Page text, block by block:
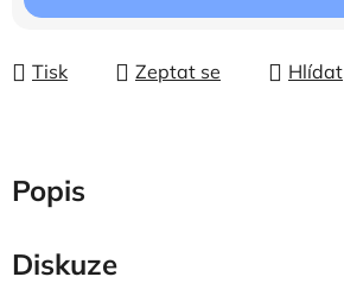
Tisk Zeptat se Hlídat
Popis
Diskuze